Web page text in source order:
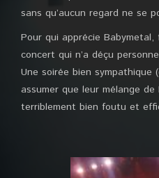
sans qu’aucun regard ne se
Pour qui apprécie
concert qui n’a déçu
Une soirée bien sympathique
assumer que leur mélange
terriblement bien foutu et